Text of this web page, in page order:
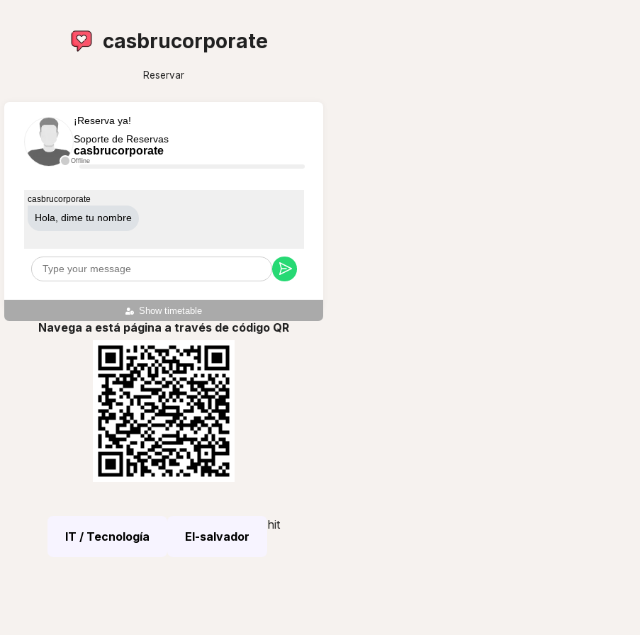
casbrucorporate
Reservar
Offline
¡Reserva ya!
Soporte de Reservas
casbrucorporate
Show timetable
casbrucorporate
Hola, dime tu nombre
Navega a está página a través de código QR
IT / Tecnología El-salvador
hit